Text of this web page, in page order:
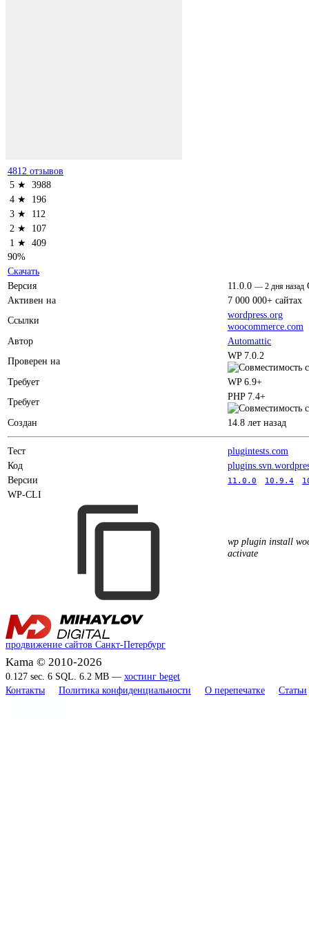
4812 отзывов
5 ★ 3988
4 ★
196
3 ★
112
2 ★
107
1 ★ 409
90%
Скачать
Версия
11.0.0 — 2 дня назад
Активен на
7 000 000+ сайтах
Ссылки
wordpress.org
woocommerce.com
Автор
Automattic
Проверен на
WP 7.0.2
Требует
WP 6.9+
Требует
PHP 7.4+
Создан 14.8 лет назад
Тест
plugintests.com
Код
Версии
11.0.0 10.9.4
WP-CLI
wp plugin install
activate
продвижение сайтов Санкт-Петербург
Kama © 2010-2026
0.127 sec. 6 SQL. 6.2 MB — хостинг beget
Контакты
Политика конфиденциальности О перепечатке Статьи